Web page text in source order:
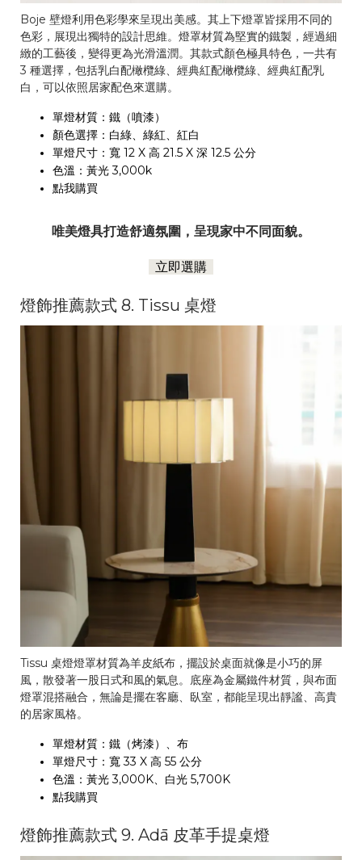
Boje 壁燈利用色彩學來呈現出美感。其上下燈罩皆採用不同的
色彩，展現出獨特的設計思維。燈罩材質為堅實的鐵製，經過細
緻的工藝後，變得更為光滑溫潤。其款式顏色極具特色，一共有
3 種選擇，包括乳白配橄欖綠、經典紅配橄欖綠、經典紅配乳
白，可以依照居家配色來選購。
單燈材質：鐵（噴漆）
顏色選擇：白綠、綠紅、紅白
單燈尺寸：寬 12 X 高 21.5 X 深 12.5 公分
色溫：黃光 3,000k
點我購買
唯美燈具打造舒適氛圍，呈現家中不同面貌。
立即選購
燈飾推薦款式 8. Tissu 桌燈
Tissu 桌燈燈罩材質為羊皮紙布，擺設於桌面就像是小巧的屏
風，散發著一股日式和風的氣息。底座為金屬鐵件材質，與布面
燈罩混搭融合，無論是擺在客廳、臥室，都能呈現出靜謐、高貴
的居家風格。
單燈材質：鐵（烤漆）、布
單燈尺寸：寬 33 X 高 55 公分
色溫：黃光 3,000K、白光 5,700K
點我購買
燈飾推薦款式 9. Adā 皮革手提桌燈